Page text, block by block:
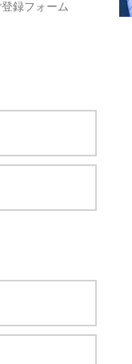
録フォーム